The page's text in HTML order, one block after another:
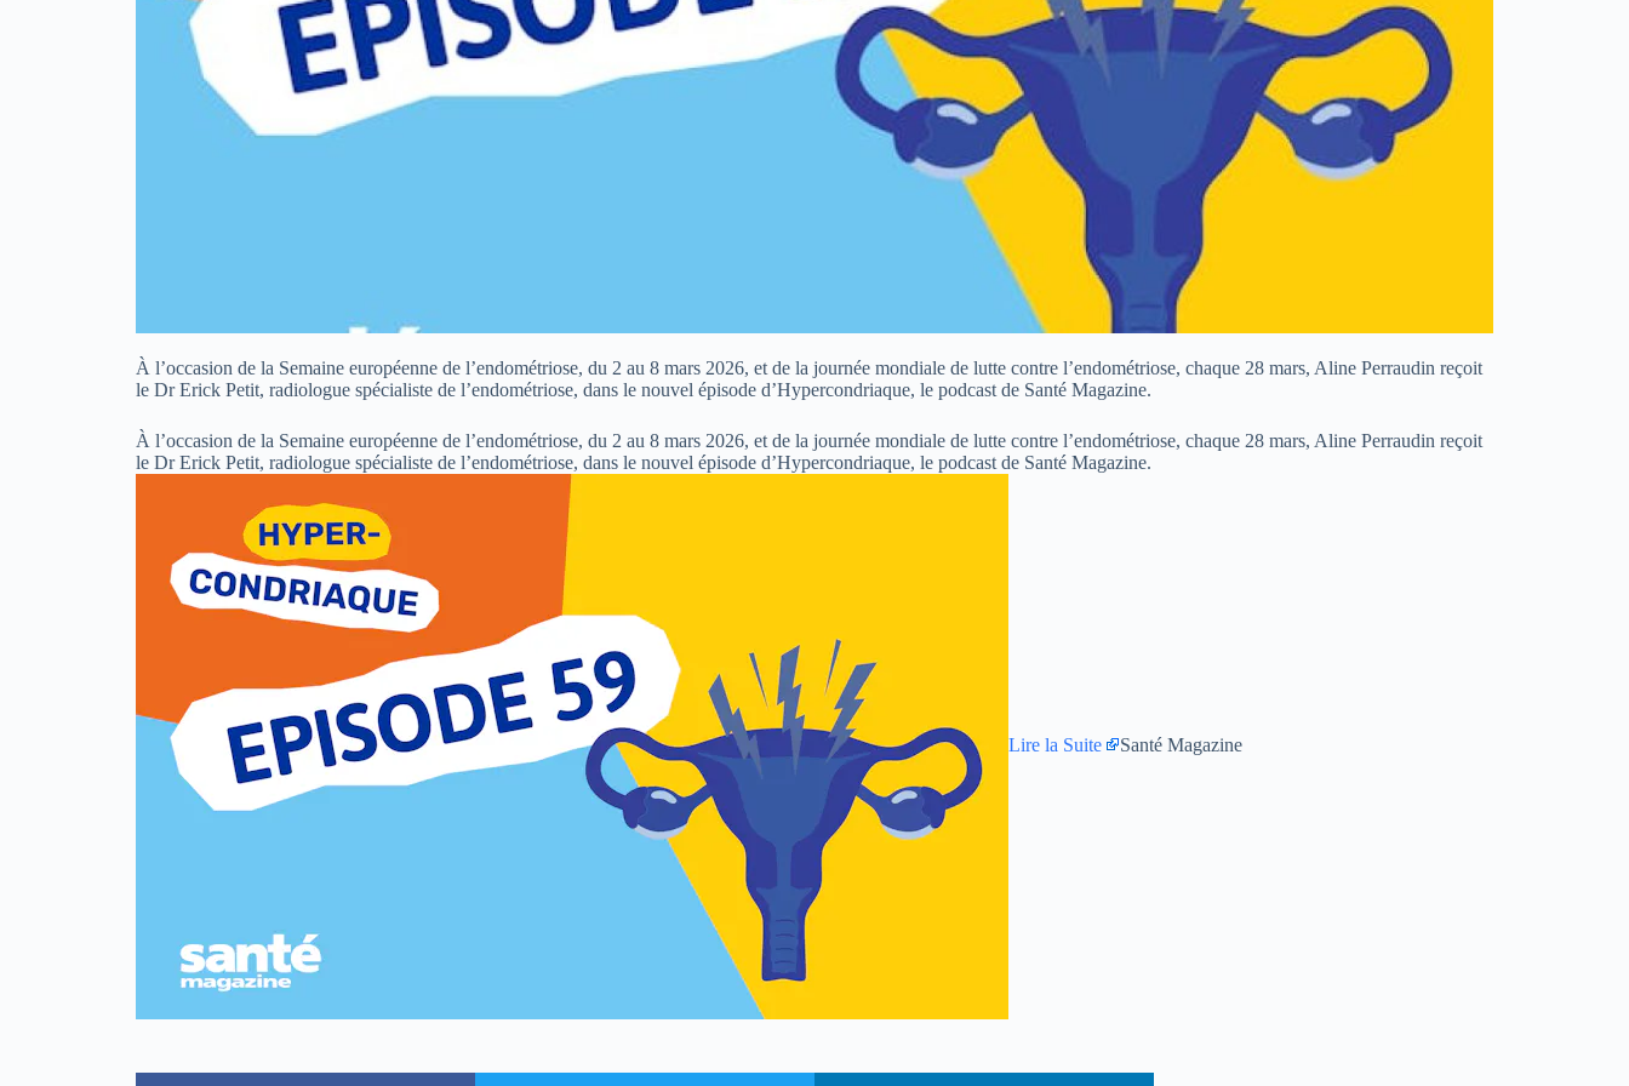
À l’occasion de la Semaine européenne de l’endométriose, du 2 au 8 mars 2026, et de la journée mondiale de lutte contre l’endométriose, chaque 28 mars, Aline Perraudin reçoit
le Dr Erick Petit, radiologue spécialiste de l’endométriose, dans le nouvel épisode d’Hypercondriaque, le podcast de Santé Magazine.
À l’occasion de la Semaine européenne de l’endométriose, du 2 au 8 mars 2026, et de la journée mondiale de lutte contre l’endométriose, chaque 28 mars, Aline Perraudin reçoit
le Dr Erick Petit, radiologue spécialiste de l’endométriose, dans le nouvel épisode d’Hypercondriaque, le podcast de Santé Magazine.
Lire la Suite Santé Magazine